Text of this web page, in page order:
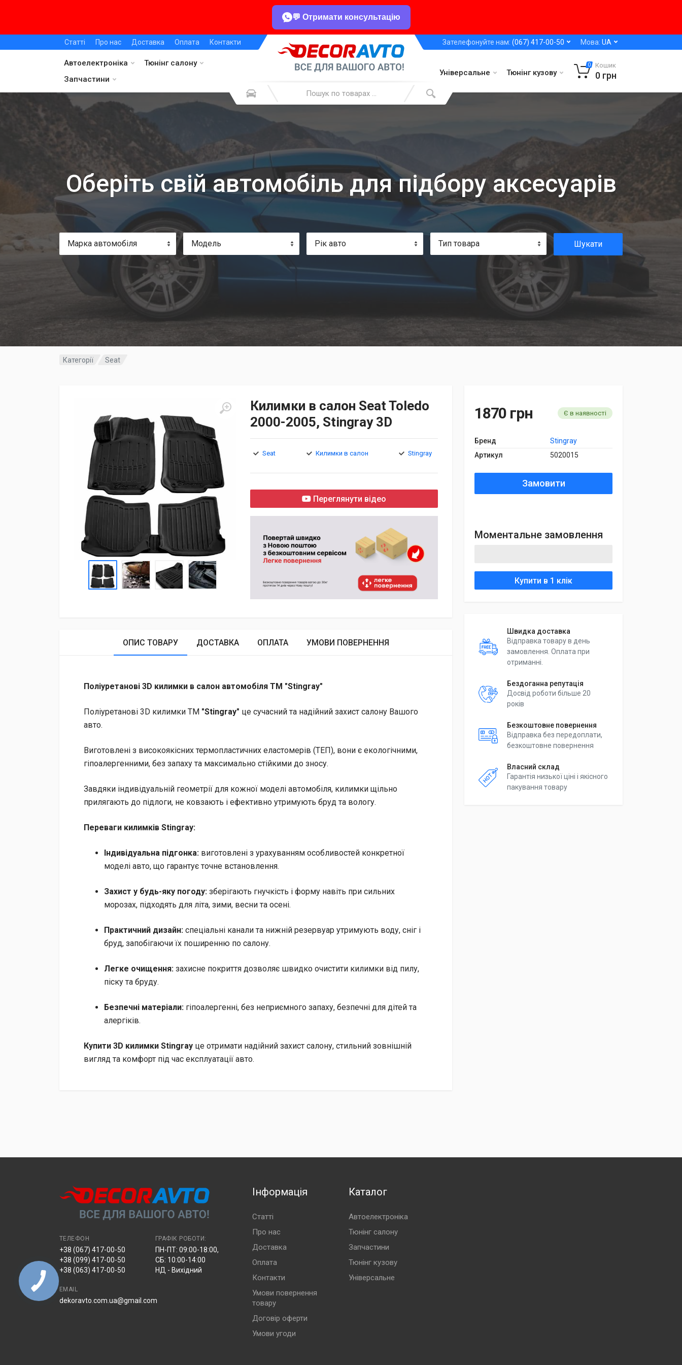
💬 Отримати консультацію
Статті Про нас Доставка Оплата Контакти Зателефонуйте нам: (067) 417-00-50 Мова: UA
Автоелектроніка
Тюнінг салону
Запчастини
Універсальне Тюнінг кузову
0 Кошик
0 грн
Оберіть свій автомобіль для підбору аксесуарів
Марка автомобіля Модель Рік авто Тип товара Шукати
Категорії Seat
Килимки в салон Seat Toledo
2000-2005, Stingray 3D
Seat Килимки в салон Stingray
Переглянути відео
1870 грн Є в наявності
Бренд
Stingray
Артикул
5020015
Замовити
Моментальне замовлення
Купити в 1 клік
Швидка доставка
Відправка товару в день
замовлення. Оплата при
отриманні.
Бездоганна репутація
Досвід роботи більше 20
років
Безкоштовне повернення
Відправка без передоплати,
безкоштовне повернення
Власний склад
Гарантія низької ціні і якісного
пакування товару
ОПИС ТОВАРУ ДОСТАВКА ОПЛАТА УМОВИ ПОВЕРНЕННЯ
Поліуретанові 3D килимки в салон автомобіля TM "Stingray"
Поліуретанові 3D килимки TM "Stingray" це сучасний та надійний захист салону Вашого
авто.
Виготовлені з високоякісних термопластичних еластомерів (ТЕП), вони є екологічними,
гіпоалергенними, без запаху та максимально стійкими до зносу.
Завдяки індивідуальній геометрії для кожної моделі автомобіля, килимки щільно
прилягають до підлоги, не ковзають і ефективно утримують бруд та вологу.
Переваги килимків Stingray:
Індивідуальна підгонка: виготовлені з урахуванням особливостей конкретної
моделі авто, що гарантує точне встановлення.
Захист у будь-яку погоду: зберігають гнучкість і форму навіть при сильних
морозах, підходять для літа, зими, весни та осені.
Практичний дизайн: спеціальні канали та нижній резервуар утримують воду, сніг і
бруд, запобігаючи їх поширенню по салону.
Легке очищення: захисне покриття дозволяє швидко очистити килимки від пилу,
піску та бруду.
Безпечні матеріали: гіпоалергенні, без неприємного запаху, безпечні для дітей та
алергіків.
Купити 3D килимки Stingray це отримати надійний захист салону, стильний зовнішній
вигляд та комфорт під час експлуатації авто.
ТЕЛЕФОН
+38 (067) 417-00-50
+38 (099) 417-00-50
+38 (063) 417-00-50
ГРАФІК РОБОТИ:
ПН-ПТ: 09:00-18:00,
СБ: 10:00-14:00
НД - Вихідний
EMAIL
dekoravto.com.ua@gmail.com
Інформація
Статті
Про нас
Доставка
Оплата
Контакти
Умови повернення
товару
Договір оферти
Умови угоди
Каталог
Автоелектроніка
Тюнінг салону
Запчастини
Тюнінг кузову
Універсальне